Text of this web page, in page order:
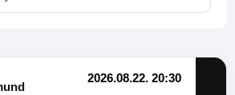
2026.08.22. 20:30